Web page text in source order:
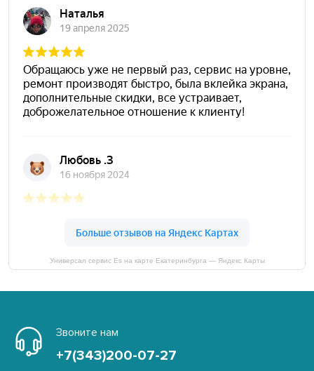
Универсал сервис Es на карте Екатеринбурга — Яндекс Карты
Звоните нам
+7(343)200-07-27